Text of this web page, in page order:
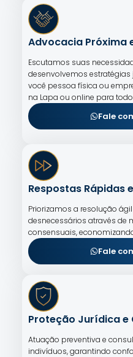
Advocacia Próxima
Escutamos suas
desenvolvemos
você pessoa física ou
na Lapa ou online para
Fale
Respostas Rápidas
Priorizamos a resolução
desnecessários através de
consensuais,
Fale
Proteção Jurídica e
Atuação preventiva e
indivíduos, garantindo